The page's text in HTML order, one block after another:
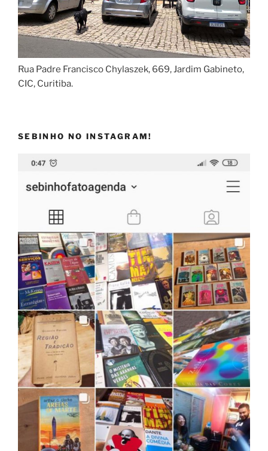
Rua Padre Francisco Chylaszek, 669, Jardim Gabineto,
CIC, Curitiba.
SEBINHO NO INSTAGRAM!